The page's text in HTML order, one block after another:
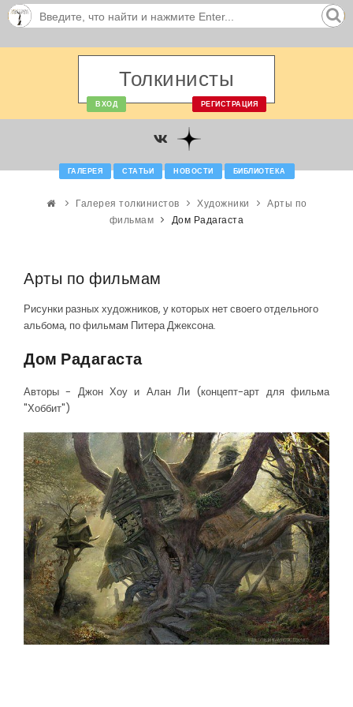
Толкинисты
ВХОД РЕГИСТРАЦИЯ
ГАЛЕРЕЯ СТАТЬИ НОВОСТИ БИБЛИОТЕКА
Галерея толкинистов Художники
Арты по
фильмам
Дом Радагаста
Арты по фильмам
Рисунки разных художников, у которых нет своего отдельного
альбома, по фильмам Питера Джексона.
Дом Радагаста
Авторы - Джон Хоу и Алан Ли (концепт-арт для фильма
"Хоббит")